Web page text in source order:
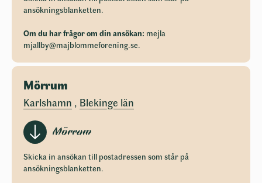
ansökningsblanketten.
Om du har frågor om din ansökan: mejla
mjallby@majblommeforening.se.
Mörrum
Karlshamn , Blekinge län
Mörrum
Skicka in ansökan till postadressen som står på
ansökningsblanketten.